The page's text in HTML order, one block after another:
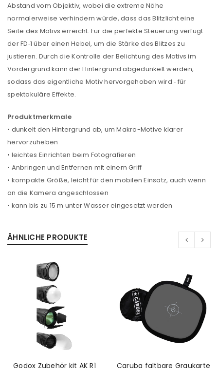
Abstand vom Objektiv, wobei die extreme Nähe
normalerweise verhindern würde, dass das Blitzlicht eine
Seite des Motivs erreicht. Für die perfekte Steuerung verfügt
der FD‑1 über einen Hebel, um die Stärke des Blitzes zu
justieren. Durch die Kontrolle der Belichtung des Motivs im
Vordergrund kann der Hintergrund abgedunkelt werden,
sodass das eigentliche Motiv hervorgehoben wird ‑ für
spektakuläre Effekte.
Produktmerkmale
• dunkelt den Hintergrund ab, um Makro-Motive klarer
hervorzuheben
• leichtes Einrichten beim Fotografieren
• Anbringen und Entfernen mit einem Griff
• kompakte Größe, leicht für den mobilen Einsatz, auch wenn
an die Kamera angeschlossen
• kann bis zu 15 m unter Wasser eingesetzt werden
ÄHNLICHE PRODUKTE
Godox Zubehör kit AK R1
Caruba faltbare Graukarte